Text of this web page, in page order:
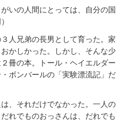
いの人間にとっては、自分の国
人兄弟の長男として育った。家
かしかった。しかし、そんな少
冊の本。トール・ヘイエルダー
ボンバールの「実験漂流記」だ
、それだけでなかった。一人の
れでものおっさんは、だれでも